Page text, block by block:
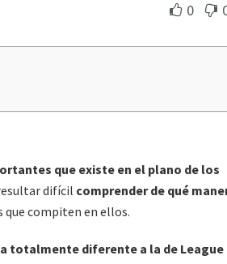
0
que existe en el plano de los
difícil comprender de qué
que compiten en ellos.
totalmente diferente a la de